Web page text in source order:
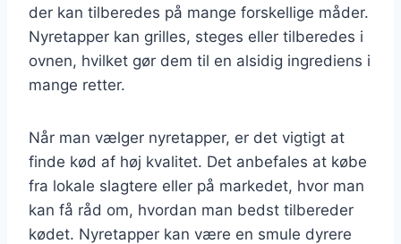
der kan tilberedes på mange forskellige måder.
Nyretapper kan grilles, steges eller tilberedes i
ovnen, hvilket gør dem til en alsidig ingrediens i
mange retter.
Når man vælger nyretapper, er det vigtigt at
finde kød af høj kvalitet. Det anbefales at købe
fra lokale slagtere eller på markedet, hvor man
kan få råd om, hvordan man bedst tilbereder
kødet. Nyretapper kan være en smule dyrere